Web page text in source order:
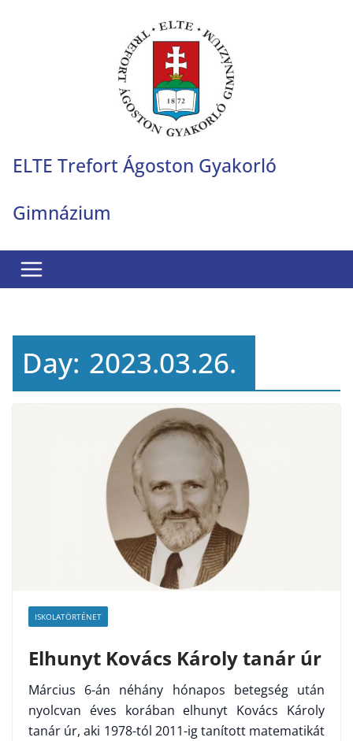
ELTE Trefort Ágoston Gyakorló
Gimnázium
Day: 2023.03.26.
ISKOLATÖRTÉNET
Elhunyt Kovács Károly tanár úr
Március 6-án néhány hónapos betegség után
nyolcvan éves korában elhunyt Kovács Károly
tanár úr, aki 1978-tól 2011-ig tanított matematikát